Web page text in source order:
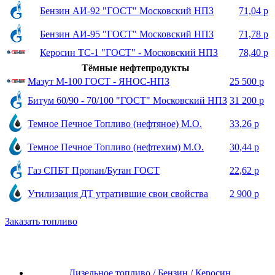
Бензин АИ-92 "ГОСТ" Московский НПЗ 71,04 р
Бензин АИ-95 "ГОСТ" Московский НПЗ
71,78 р
Керосин ТС-1 "ГОСТ" - Московский НПЗ
78,40 р
Тёмные нефтепродукты
Мазут М-100 ГОСТ - ЯНОС-НПЗ
25 500 р
Битум 60/90 - 70/100 "ГОСТ" Московский НПЗ 31 200 р
Темное Печное Топливо (нефтяное) М.О. 33,26 р
Темное Печное Топливо (нефтехим) М.О. 30,44 р
Газ СПБТ Пропан/Бутан ГОСТ 22,62 р
Утилизация ДТ утратившие свои свойства 2 900 р
Заказать топливо
Дизельное топливо / Бензин / Керосин